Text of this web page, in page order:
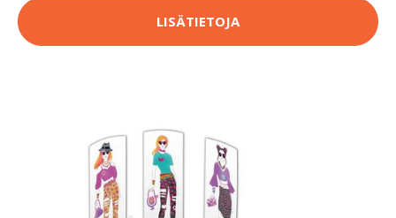
LISÄTIETOJA